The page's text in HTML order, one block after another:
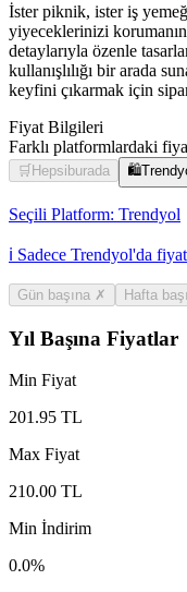
İster piknik, ister iş
yiyeceklerinizi
detaylarıyla özenle
kullanışlılığı bir arada
keyfini çıkarmak için
Fiyat Bilgileri
Farklı platformlardaki
🛒 Hepsiburada 🛍️
Seçili Platform: Trendyol
ℹ️ Sadece Trendyol'da
Gün başına ✗ Hafta
Yıl Başına Fiyatlar
Min Fiyat
201.95 TL
Max Fiyat
210.00 TL
Min İndirim
0.0%